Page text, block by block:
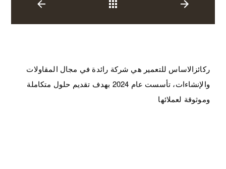
ركائزالاساس للتعمير هي شركة رائدة في مجال المقاولات
والإنشاءات، تأسست عام 2024 بهدف تقديم حلول متكاملة
وموثوقة لعملائها